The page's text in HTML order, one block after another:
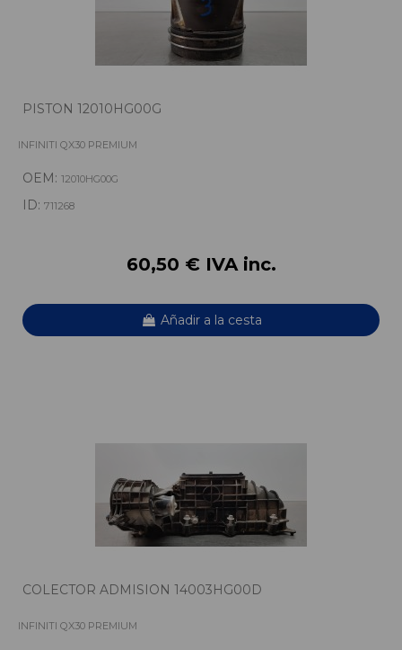
PISTON 12010HG00G
INFINITI QX30 PREMIUM
OEM: 12010HG00G
ID: 711268
60,50 € IVA inc.
Añadir a la cesta
COLECTOR ADMISION 14003HG00D
INFINITI QX30 PREMIUM